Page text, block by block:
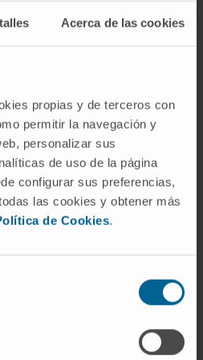
Acerca de las cookies
propias y de terceros con
permitir la navegación y
personalizar sus
de uso de la página
configurar sus preferencias,
las cookies y obtener más
de Cookies.
traitons
1
2